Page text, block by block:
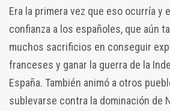
Era la primera vez que eso ocurría y
confianza a los españoles, que aún
muchos sacrificios en conseguir
franceses y ganar la guerra de la
España. También animó a otros
sublevarse contra la dominación de